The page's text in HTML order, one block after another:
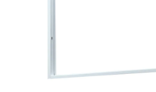
BATÉRIE A NABÍJAČKY
ELEKTRICKÉ VYKUROVANIE A